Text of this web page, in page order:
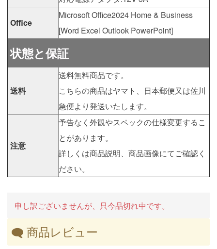
Office
Microsoft Office2024 Home & Business
[Word Excel Outlook PowerPoint]
状態と保証
送料
送料無料商品です。
こちらの商品はヤマト、日本郵便又は佐川
急便より発送いたします。
注意
予告なく外観やスペックの仕様変更するこ
とがあります。
詳しくは商品説明、商品画像にてご確認く
ださい。
申し訳ございませんが、只今品切れ中です。
商品レビュー